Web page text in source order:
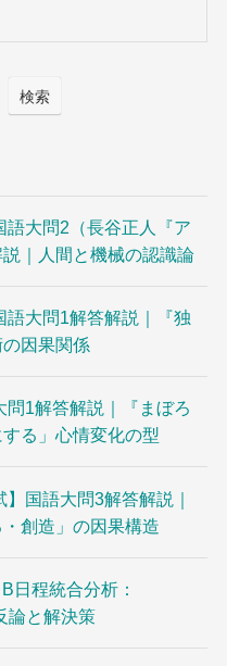
検索
語大問2（長谷正人『ア
｜人間と機械の認識論
語大問1解答解説｜『独
因果関係
問1解答解説｜『まぼろ
る」心情変化の型
国語大問3解答解説｜
創造」の因果構造
日程統合分析：
論と解決策